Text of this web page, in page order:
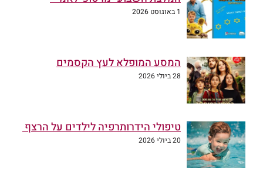
1 באוגוסט 2026
המסע המופלא לעץ הקסמים
28 ביולי 2026
טיפולי הידרותרפיה לילדים על הרצף
20 ביולי 2026